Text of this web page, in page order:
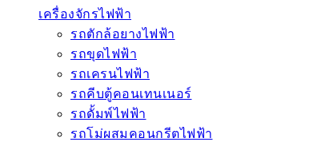
เครื่องจักรไฟฟ้า
รถตักล้อยางไฟฟ้า
รถขุดไฟฟ้า
รถเครนไฟฟ้า
รถคีบตู้คอนเทนเนอร์
รถดั้มพ์ไฟฟ้า
รถโม่ผสมคอนกรีตไฟฟ้า